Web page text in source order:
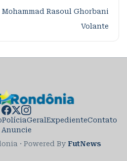
Mohammad Rasoul Ghorbani
Volante
PolíciaGeralExpedienteContato
Anuncie
· Powered By FutNews